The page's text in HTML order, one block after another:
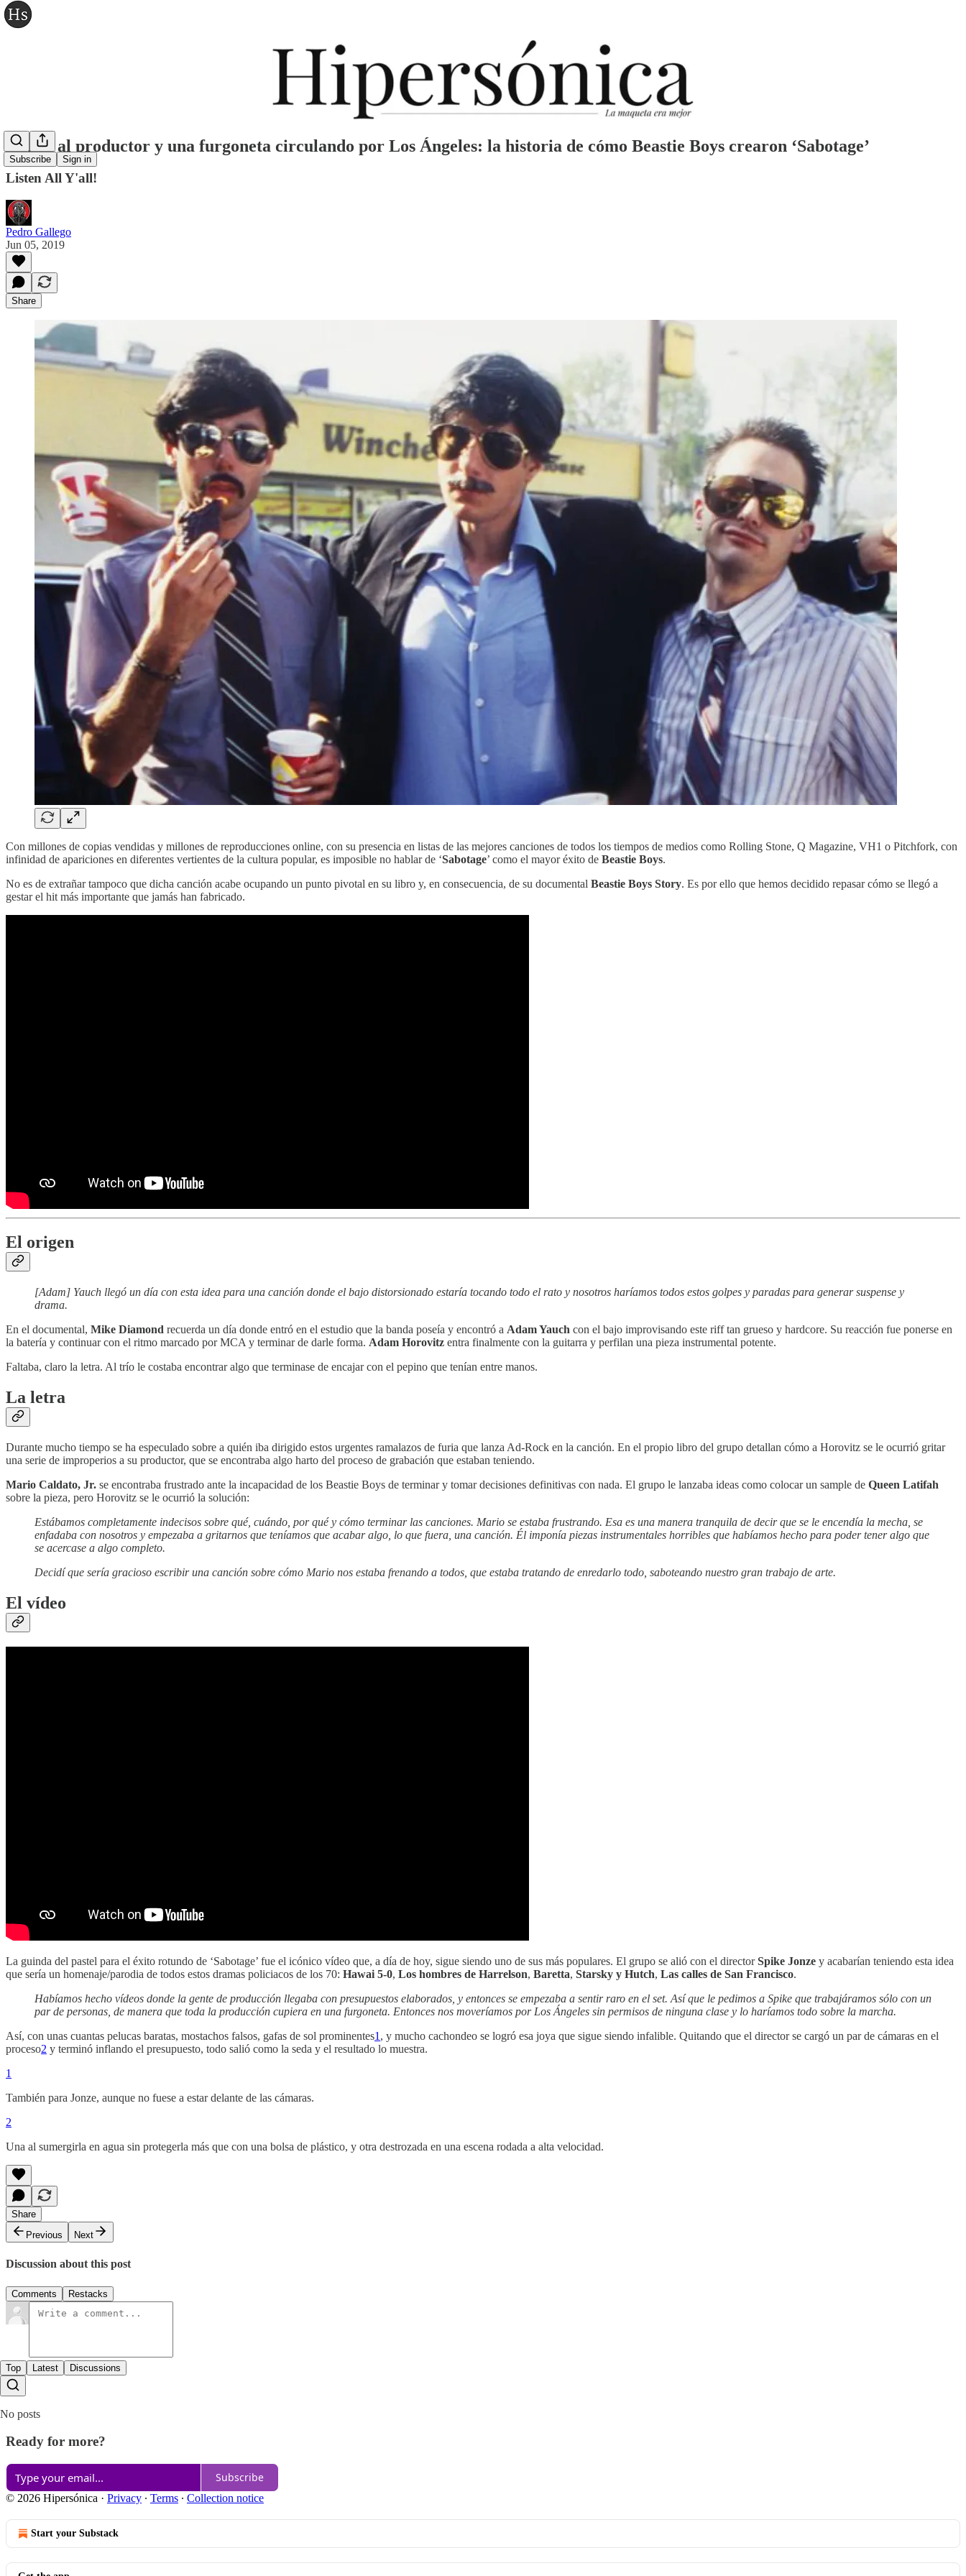
Subscribe Sign in
Gritos al productor y una furgoneta circulando por Los Ángeles: la historia de cómo Beastie Boys crearon ‘Sabotage’
Listen All Y'all!
Pedro Gallego
Jun 05, 2019
Share
Con millones de copias vendidas y millones de reproducciones online, con su presencia en listas de las mejores canciones de todos los tiempos de medios como Rolling Stone, Q Magazine, VH1 o Pitchfork, con
infinidad de apariciones en diferentes vertientes de la cultura popular, es imposible no hablar de ‘Sabotage’ como el mayor éxito de Beastie Boys.
No es de extrañar tampoco que dicha canción acabe ocupando un punto pivotal en su libro y, en consecuencia, de su documental Beastie Boys Story. Es por ello que hemos decidido repasar cómo se llegó a
gestar el hit más importante que jamás han fabricado.
El origen
[Adam] Yauch llegó un día con esta idea para una canción donde el bajo distorsionado estaría tocando todo el rato y nosotros haríamos todos estos golpes y paradas para generar suspense y
drama.
En el documental, Mike Diamond recuerda un día donde entró en el estudio que la banda poseía y encontró a Adam Yauch con el bajo improvisando este riff tan grueso y hardcore. Su reacción fue ponerse en
la batería y continuar con el ritmo marcado por MCA y terminar de darle forma. Adam Horovitz entra finalmente con la guitarra y perfilan una pieza instrumental potente.
Faltaba, claro la letra. Al trío le costaba encontrar algo que terminase de encajar con el pepino que tenían entre manos.
La letra
Durante mucho tiempo se ha especulado sobre a quién iba dirigido estos urgentes ramalazos de furia que lanza Ad-Rock en la canción. En el propio libro del grupo detallan cómo a Horovitz se le ocurrió gritar
una serie de improperios a su productor, que se encontraba algo harto del proceso de grabación que estaban teniendo.
Mario Caldato, Jr. se encontraba frustrado ante la incapacidad de los Beastie Boys de terminar y tomar decisiones definitivas con nada. El grupo le lanzaba ideas como colocar un sample de Queen Latifah
sobre la pieza, pero Horovitz se le ocurrió la solución:
Estábamos completamente indecisos sobre qué, cuándo, por qué y cómo terminar las canciones. Mario se estaba frustrando. Esa es una manera tranquila de decir que se le encendía la mecha, se
enfadaba con nosotros y empezaba a gritarnos que teníamos que acabar algo, lo que fuera, una canción. Él imponía piezas instrumentales horribles que habíamos hecho para poder tener algo que
se acercase a algo completo.
Decidí que sería gracioso escribir una canción sobre cómo Mario nos estaba frenando a todos, que estaba tratando de enredarlo todo, saboteando nuestro gran trabajo de arte.
El vídeo
La guinda del pastel para el éxito rotundo de ‘Sabotage’ fue el icónico vídeo que, a día de hoy, sigue siendo uno de sus más populares. El grupo se alió con el directorSpike Jonze y acabarían teniendo esta idea
que sería un homenaje/parodia de todos estos dramas policiacos de los 70: Hawai 5-0, Los hombres de Harrelson, Baretta, Starsky y Hutch, Las calles de San Francisco.
Habíamos hecho vídeos donde la gente de producción llegaba con presupuestos elaborados, y entonces se empezaba a sentir raro en el set. Así que le pedimos a Spike que trabajáramos sólo con un
par de personas, de manera que toda la producción cupiera en una furgoneta. Entonces nos moveríamos por Los Ángeles sin permisos de ninguna clase y lo haríamos todo sobre la marcha.
Así, con unas cuantas pelucas baratas, mostachos falsos, gafas de sol prominentes1 , y mucho cachondeo se logró esa joya que sigue siendo infalible. Quitando que el director se cargó un par de cámaras en el
proceso2 y terminó inflando el presupuesto, todo salió como la seda y el resultado lo muestra.
1
También para Jonze, aunque no fuese a estar delante de las cámaras.
2
Una al sumergirla en agua sin protegerla más que con una bolsa de plástico, y otra destrozada en una escena rodada a alta velocidad.
Share
Previous
Next
Discussion about this post
Comments Restacks
Top Latest Discussions
No posts
Ready for more?
Subscribe
© 2026 Hipersónica · Privacy ∙ Terms ∙ Collection notice
Start your Substack